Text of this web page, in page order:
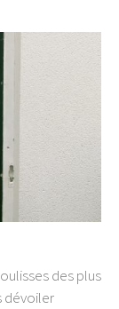
des plus
dévoiler